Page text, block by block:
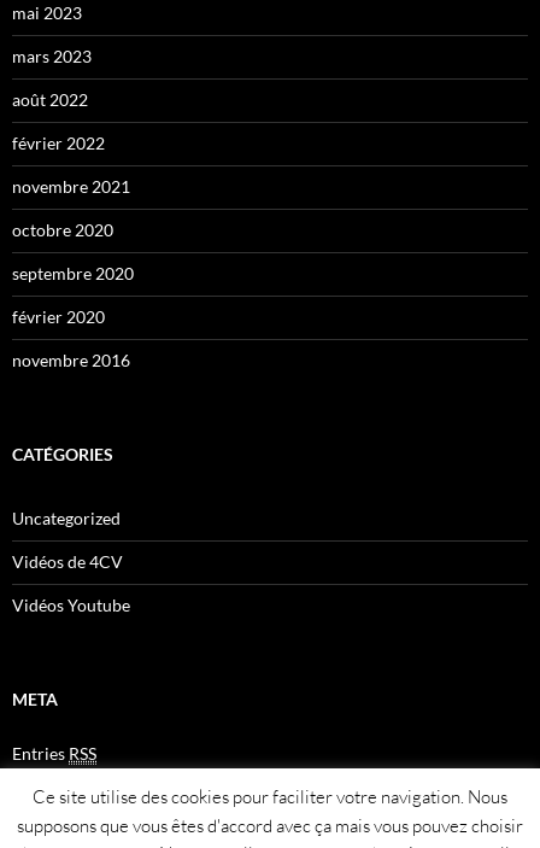
mai 2023
mars 2023
août 2022
février 2022
novembre 2021
octobre 2020
septembre 2020
février 2020
novembre 2016
CATÉGORIES
Uncategorized
Vidéos de 4CV
Vidéos Youtube
META
Entries RSS
CommentsRSS
Plan du site
Ce site utilise des cookies pour faciliter votre navigation. Nous
supposons que vous êtes d'accord avec ça mais vous pouvez choisir